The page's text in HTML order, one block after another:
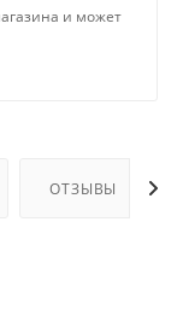
и может
ОТЗЫВЫ